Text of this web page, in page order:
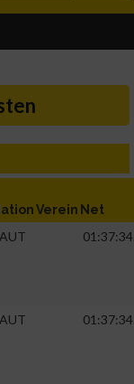
Verein Net
AUT
AUT